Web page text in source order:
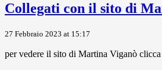
Collegati con il sito di
27 Febbraio 2023 at 15:17
per vedere il sito di Martina Viganò